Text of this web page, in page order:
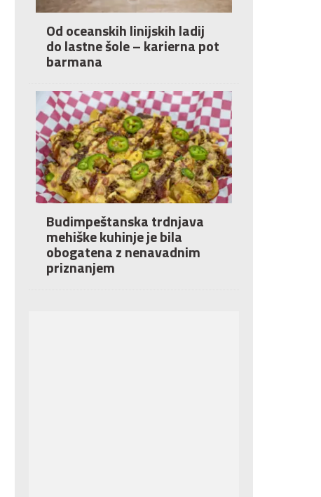
Od oceanskih linijskih ladij
do lastne šole – karierna pot
barmana
Budimpeštanska trdnjava
mehiške kuhinje je bila
obogatena z nenavadnim
priznanjem